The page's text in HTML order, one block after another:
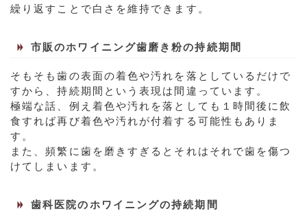
繰り返すことで白さを維持できます。
市販のホワイニング歯磨き粉の持続期間
そもそも歯の表面の着色や汚れを落としているだけで
すから、持続期間という表現は間違っています。
極端な話、例え着色や汚れを落としても１時間後に飲
食すれば再び着色や汚れが付着する可能性もありま
す。
また、頻繁に歯を磨きすぎるとそれはそれで歯を傷つ
けてしまいます。
歯科医院のホワイニングの持続期間